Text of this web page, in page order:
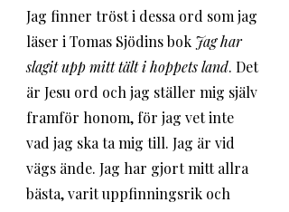
Jag finner tröst i dessa ord som jag
läser i Tomas Sjödins bok Jag har
slagit upp mitt tält i hoppets land. Det
är Jesu ord och jag ställer mig själv
framför honom, för jag vet inte
vad jag ska ta mig till. Jag är vid
vägs ände. Jag har gjort mitt allra
bästa, varit uppfinningsrik och